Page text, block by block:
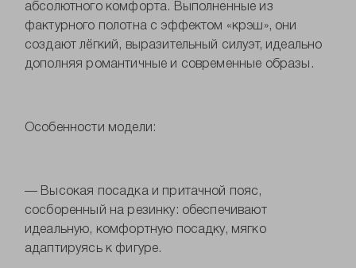
абсолютного комфорта. Выполненные из
фактурного полотна с эффектом «крэш», они
создают лёгкий, выразительный силуэт, идеально
дополняя романтичные и современные образы.
Особенности модели:
— Высокая посадка и притачной пояс,
сосборенный на резинку: обеспечивают
идеальную, комфортную посадку, мягко
адаптируясь к фигуре.